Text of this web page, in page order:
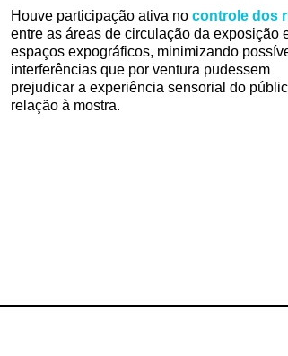
Houve participação ativa no controle dos
entre as áreas de circulação da exposição
espaços expográficos, minimizando
interferências que por ventura pudessem
prejudicar a experiência sensorial do
relação à mostra.